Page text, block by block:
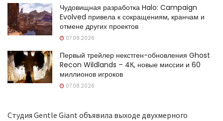
Чудовищная разработка Halo: Campaign
Evolved привела к сокращениям, кранчам и
отмене других проектов
07.08.2026
Первый трейлер некстген-обновления Ghost
Recon Wildlands – 4К, новые миссии и 60
миллионов игроков
07.08.2026
Студия Gentle Giant объявила выходе двухмерного